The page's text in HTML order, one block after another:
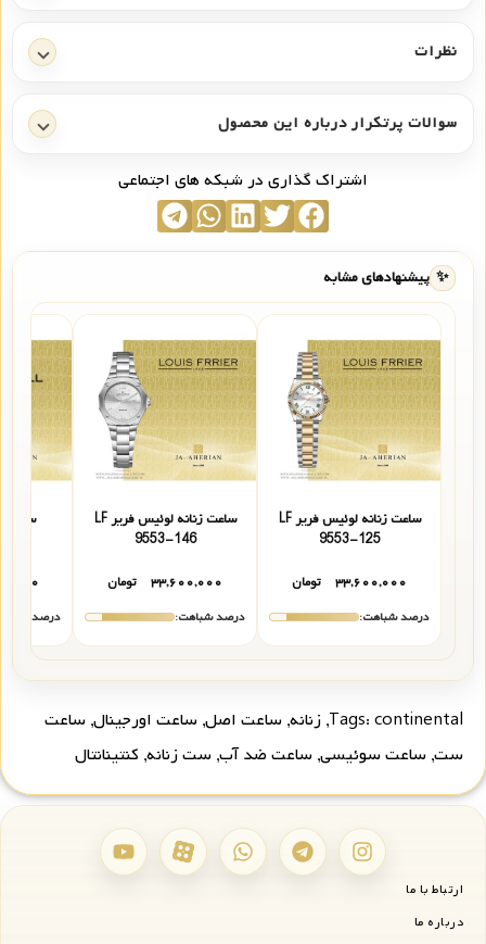
نظرات
سوالات پرتکرار درباره این محصول
اشتراک گذاری در شبکه های اجتماعی
✨ پیشنهادهای مشابه
ساعت زنانه لوئیس فریر LF
9553-125
۳۳,۶۰۰,۰۰۰
تومان
درصد شباهت:
ساعت زنانه لوئیس فریر LF
9553-146
۳۳,۶۰۰,۰۰۰
تومان
درصد شباهت:
ساعت
درصد
Tags: continental
, زنانه, ساعت اصل, ساعت اورجینال, ساعت
ست, ساعت سوئیسی, ساعت ضد آب, ست زنانه, کنتینانتال
ارتباط با ما
درباره ما